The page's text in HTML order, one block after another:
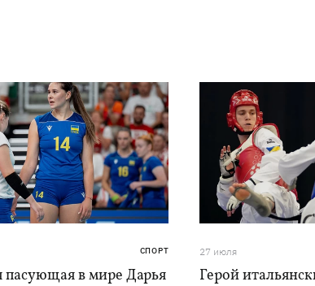
СПОРТ
в мире Дарья
27 июля
Герой